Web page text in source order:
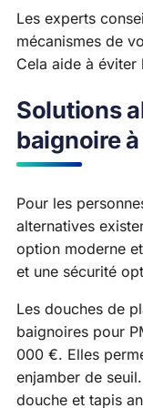
Les experts
mécanismes de
Cela aide à éviter
Solutions
baignoire
Pour les
alternatives
option moderne
et une sécurité
Les douches de
baignoires pour
000 €. Elles
enjamber de
douche et tapis